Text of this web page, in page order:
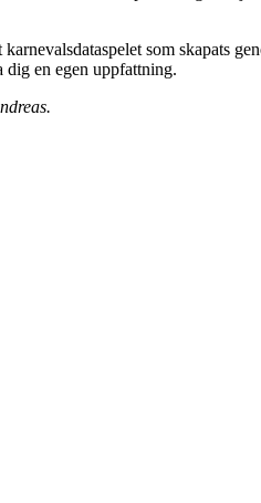
som skapats
dig en egen uppfattning.